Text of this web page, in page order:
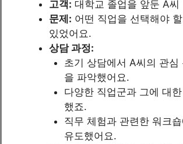
고객: 대학교 졸업을 앞둔 A씨
문제: 어떤 직업을 선택해야
있었어요.
상담 과정:
초기 상담에서 A씨의 관심
을 파악했어요.
다양한 직업군과 그에 대
했죠.
직무 체험과 관련한 워크
유도했어요.